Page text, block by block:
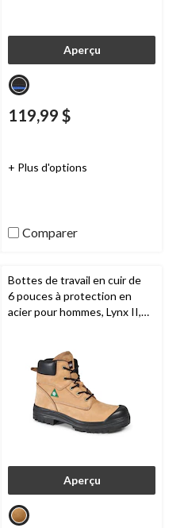
Aperçu
119,99 $
+ Plus d'options
Comparer
Bottes de travail en cuir de
6 pouces à protection en
acier pour hommes, Lynx II,
Aperçu